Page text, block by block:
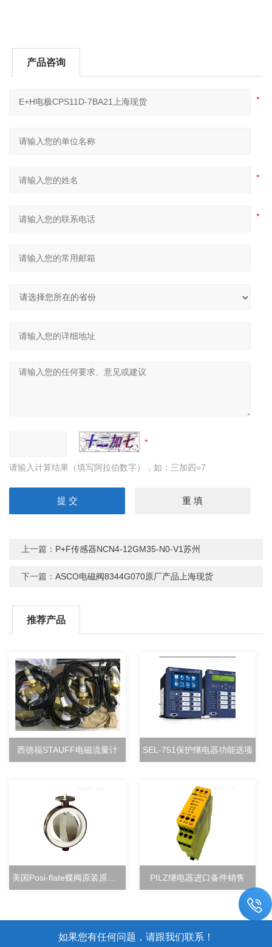
产品咨询
请输入计算结果（填写阿拉伯数字），如：三加四=7
上一篇： P+F传感器NCN4-12GM35-N0-V1苏州
下一篇：ASCO电磁阀8344G070原厂产品上海现货
推荐产品
西德福STAUFF电磁流量计 SEL-751保护继电器功能选项
PILZ继电器进口备件销售
如果您有任何问题，请跟我们联系！